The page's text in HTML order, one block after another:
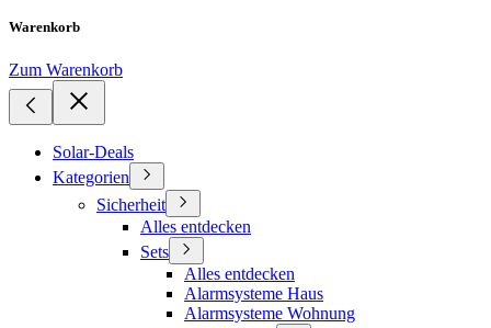
Warenkorb
Zum Warenkorb
Solar-Deals
Kategorien
Sicherheit
Alles entdecken
Sets
Alles entdecken
Alarmsysteme Haus
Alarmsysteme Wohnung